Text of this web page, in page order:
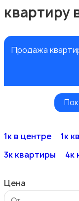
квартиру
Продажа
Продажа дома
1к в центре 1к
3к квартиры
4к
Цена